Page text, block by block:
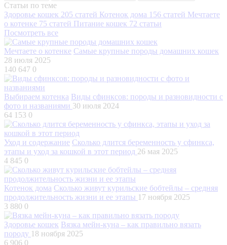
Статьи по теме
Здоровье кошек 205 статей Котенок дома 156 статей Мечтаете
о котенке 75 статей Питание кошек 72 статьи
Посмотреть все
Мечтаете о котенке Самые крупные породы домашних кошек
28 июля 2025
140 647 0
Выбираем котенка Виды сфинксов: породы и разновидности с
фото и названиями 30 июля 2024
64 153 0
Уход и содержание Сколько длится беременность у сфинкса,
этапы и уход за кошкой в этот период 26 мая 2025
4 845 0
Котенок дома Сколько живут курильские бобтейлы – средняя
продолжительность жизни и ее этапы 17 ноября 2025
3 880 0
Здоровье кошек Вязка мейн-куна – как правильно вязать
породу 18 ноября 2025
6 906 0